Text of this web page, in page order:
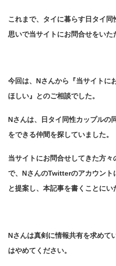
これまで、タイに暮らす日タイ
思いで当サイトにお問合せをいた
今回は、Nさんから『当サイトに
ほしい』とのご相談でした。
Nさんは、日タイ同性カップルの
をできる仲間を探していました。
当サイトにお問合せしてきた方
で、NさんのTwitterのアカウント
と提案し、本記事を書くことにい
Nさんは真剣に情報共有を求めて
はやめてください。